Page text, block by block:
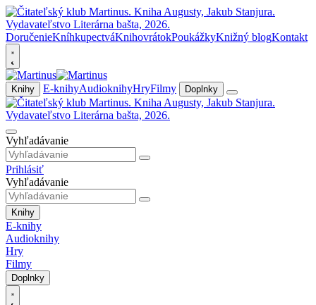
DoručenieKníhkupectváKnihovrátokPoukážkyKnižný blogKontakt
Knihy E-knihyAudioknihyHryFilmy Doplnky
Vyhľadávanie
Prihlásiť
Vyhľadávanie
Knihy
E-knihy
Audioknihy
Hry
Filmy
Doplnky